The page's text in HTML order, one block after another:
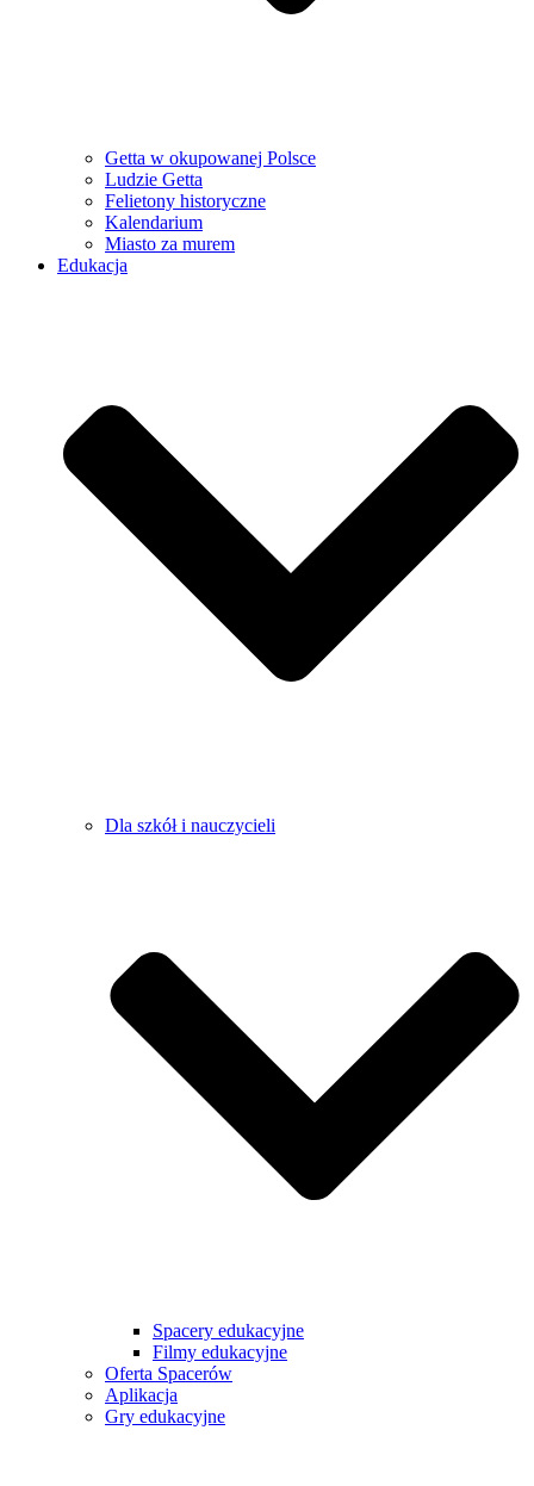
Getta w okupowanej Polsce
Ludzie Getta
Felietony historyczne
Kalendarium
Miasto za murem
Edukacja
Dla szkół i nauczycieli
Spacery edukacyjne
Filmy edukacyjne
Oferta Spacerów
Aplikacja
Gry edukacyjne